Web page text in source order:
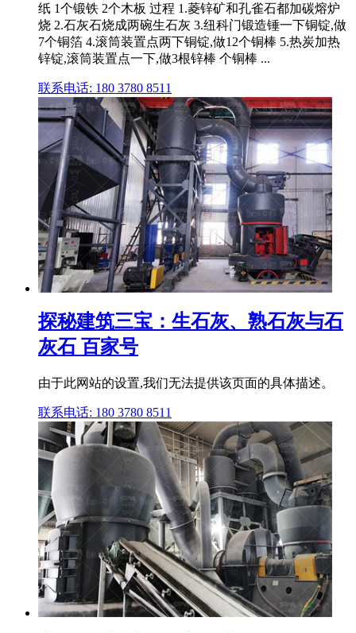
纸 1个锻铁 2个木板 过程 1.菱锌矿和孔雀石都加碳熔炉
烧 2.石灰石烧成两碗生石灰 3.纽科门锻造锤一下铜锭,做
7个铜箔 4.滚筒装置点两下铜锭,做12个铜棒 5.热炭加热
锌锭,滚筒装置点一下,做3根锌棒 个铜棒 ...
联系电话: 180 3780 8511
探秘建筑三宝：生石灰、熟石灰与石
灰石 百家号
由于此网站的设置,我们无法提供该页面的具体描述。
联系电话: 180 3780 8511